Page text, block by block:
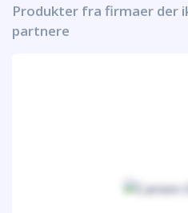
Produkter fra firmaer der
partnere